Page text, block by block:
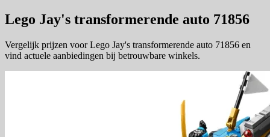
Lego Jay's transformerende auto 71856
Vergelijk prijzen voor Lego Jay's transformerende auto 71856 en
vind actuele aanbiedingen bij betrouwbare winkels.